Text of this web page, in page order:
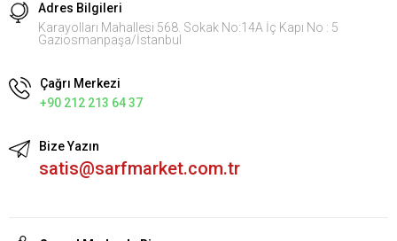
Adres Bilgileri
Karayolları Mahallesi 568. Sokak No:14A İç Kapı No : 5
Gaziosmanpaşa/İstanbul
Çağrı Merkezi
+90 212 213 64 37
Bize Yazın
satis@sarfmarket.com.tr